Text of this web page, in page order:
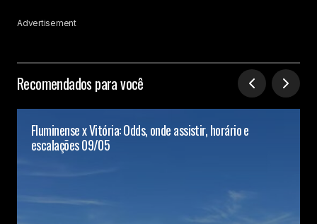
Advertisement
Recomendados para você
Fluminense x Vitória: Odds, onde assistir, horário e
escalações 09/05